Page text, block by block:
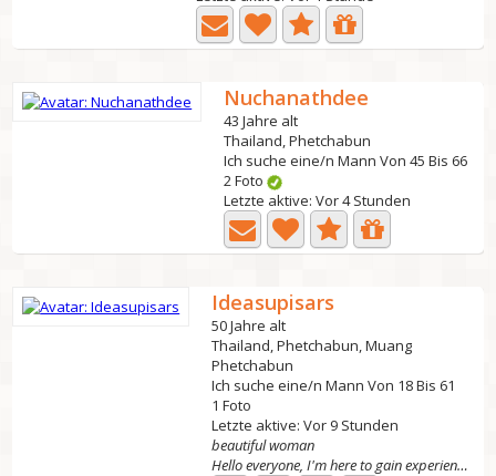
Nuchanathdee
43 Jahre alt
Thailand, Phetchabun
Ich suche eine/n Mann Von 45 Bis 66
2 Foto
Letzte aktive: Vor 4 Stunden
Ideasupisars
50 Jahre alt
Thailand, Phetchabun, Muang
Phetchabun
Ich suche eine/n Mann Von 18 Bis 61
1 Foto
Letzte aktive: Vor 9 Stunden
beautiful woman
Hello everyone, I'm here to gain experience and exchange...